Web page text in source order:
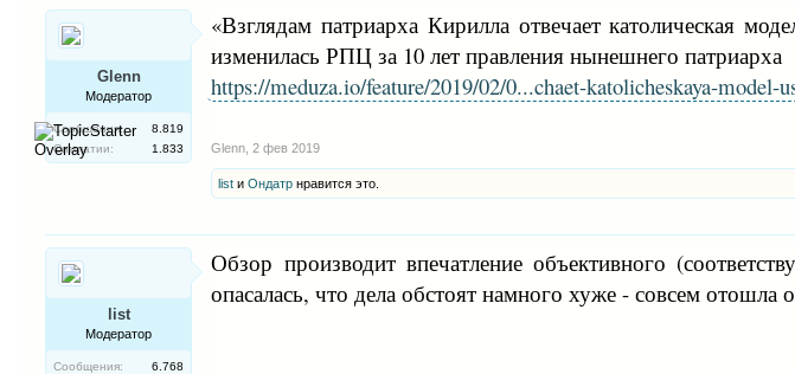
Glenn
Модератор
Сообщения:
8.819
Симпатии:
1.833
«Взглядам патриарха Кирилла отвечает католическая
изменилась РПЦ за 10 лет правления нынешнего патриарха
https://meduza.io/feature/2019/02/0...chaet-katolicheskaya-model-
Glenn 2 фев 2019
list иОндатр нравится это.
list
Модератор
Сообщения:
6.768
Обзор производит впечатление объективного
опасалась, что дела обстоят намного хуже - совсем отошла